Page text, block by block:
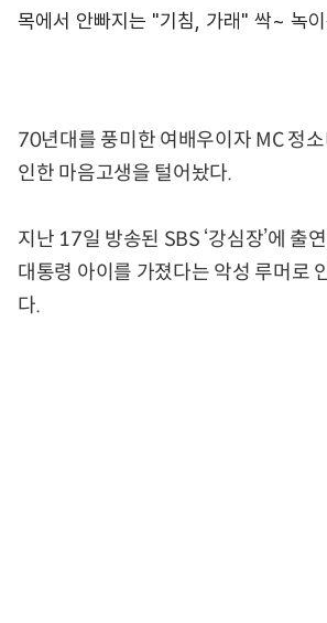
70년대를 풍미한 여배우이자 MC 정
인한 마음고생을 털어놨다.
지난 17일 방송된 SBS ‘강심장’에 출
대통령 아이를 가졌다는 악성 루머로
다.